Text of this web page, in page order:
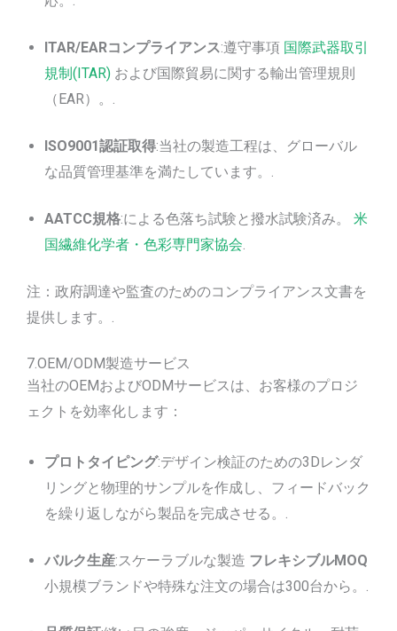
ITAR/EARコンプライアンス:遵守事項 国際武器取引
規制(ITAR) および国際貿易に関する輸出管理規則
（EAR）。.
ISO9001認証取得:当社の製造工程は、グローバル
な品質管理基準を満たしています。.
AATCC規格:による色落ち試験と撥水試験済み。 米
国繊維化学者・色彩専門家協会
注：政府調達や監査のためのコンプライアンス文書を
提供します。.
7.OEM/ODM製造サービス
当社のOEMおよびODMサービスは、お客様のプロジ
ェクトを効率化します：
プロトタイピング:デザイン検証のための3Dレンダ
リングと物理的サンプルを作成し、フィードバック
を繰り返しながら製品を完成させる。.
バルク生産:スケーラブルな製造 フレキシブルMOQ
小規模ブランドや特殊な注文の場合は300台から。.